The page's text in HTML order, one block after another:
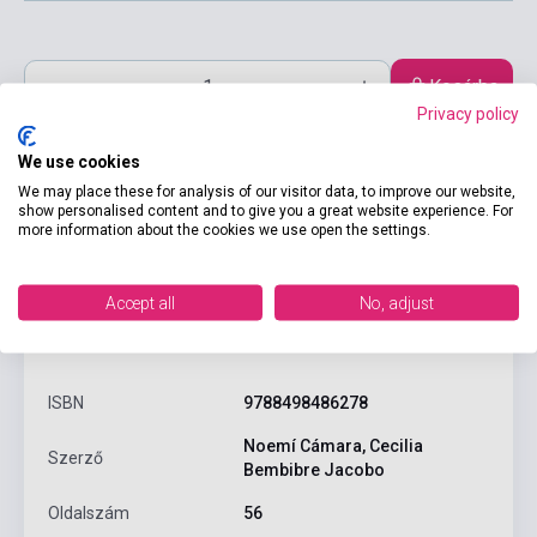
Kosárba
Termékjellemzők
ISBN 9788498486278
Szerző
Noemí Cámara, Cecilia
Bembibre Jacobo
Oldalszám 56
Privacy policy
We use cookies
We may place these for analysis of our visitor data, to improve our website,
show personalised content and to give you a great website experience. For
more information about the cookies we use open the settings.
Accept all No, adjust